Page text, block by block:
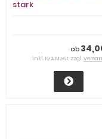
stark
ab
inkl. 19 % MwSt. zzgl.